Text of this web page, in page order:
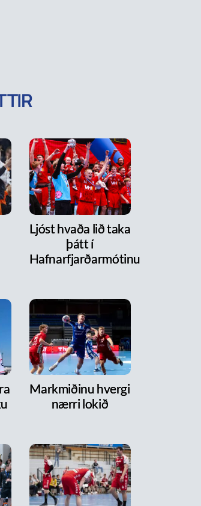
Ljóst hvaða lið taka
þátt í
Hafnarfjarðarmótinu
Markmiðinu hvergi
nærri lokið